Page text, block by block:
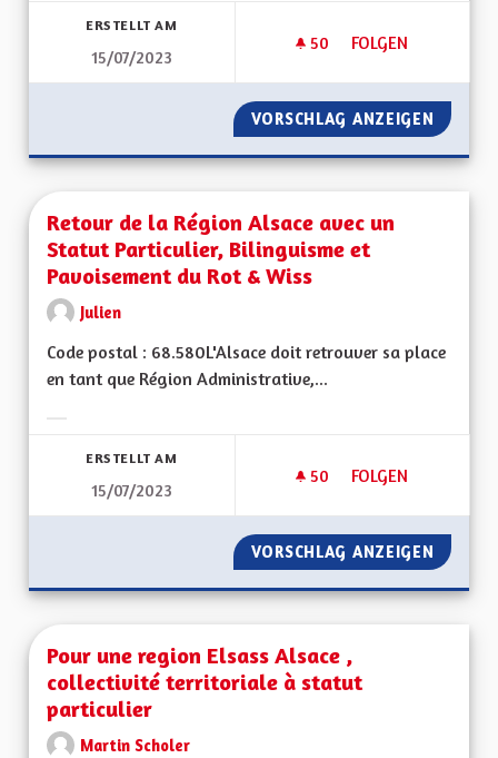
ERSTELLT AM
15/07/2023
50 50 FOLLOWER
FOLGEN
TRANSMISSION
VORSCHLAG ANZEIGEN
Retour de la Région Alsace avec un
Statut Particulier, Bilinguisme et
Pavoisement du Rot & Wiss
Julien
Code postal : 68.580L'Alsace doit retrouver sa place
en tant que Région Administrative,...
ERSTELLT AM
15/07/2023
50 50 FOLLOWER
FOLGEN
RETOUR DE LA
VORSCHLAG ANZEIGEN
Pour une region Elsass Alsace ,
collectivité territoriale à statut
particulier
Martin Scholer